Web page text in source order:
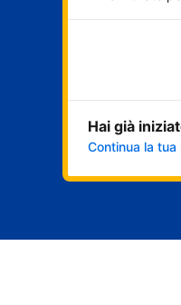
Hai già
Continua la